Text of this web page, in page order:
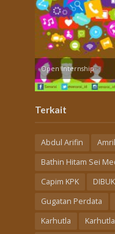
Open Internship
Terkait
Abdul Arifin
Bathin Hitam Sei
Capim KPK
Gugatan Perdata
Karhutla